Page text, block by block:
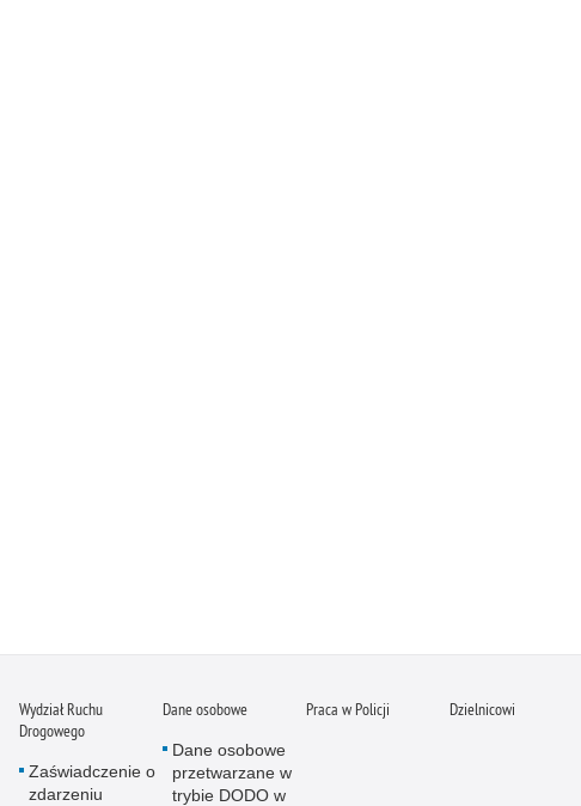
Wydział Ruchu
Drogowego
Zaświadczenie o
zdarzeniu
Dane osobowe
Dane osobowe
przetwarzane w
trybie DODO w
Praca w Policji Dzielnicowi